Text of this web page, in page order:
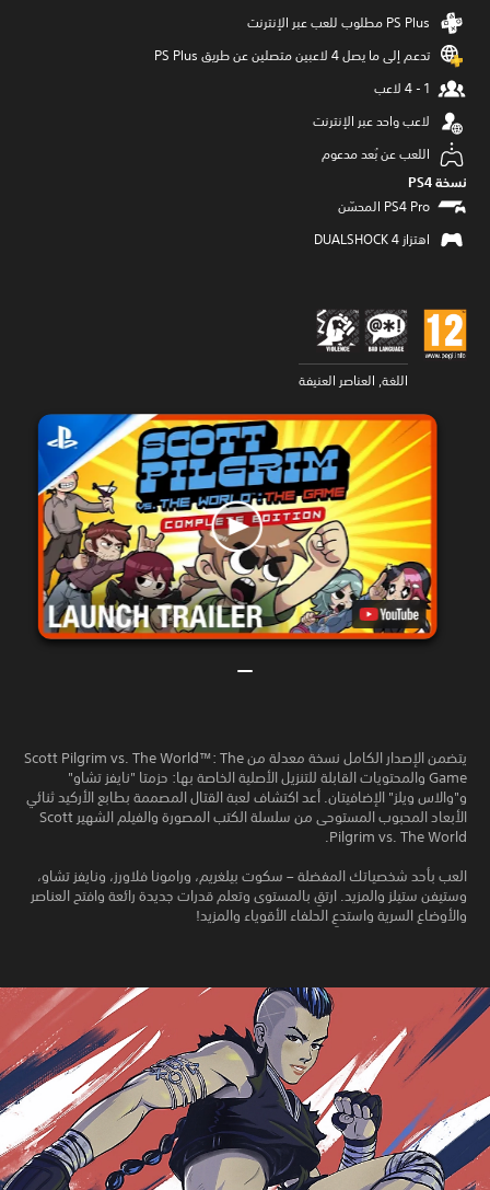
تدعم إلى ما يصل 4 لاعبين متصلين عن طريق PS Plus‏
لاعب واحد عبر الإنترنت
اللعب عن بُعد مدعوم
نسخة PS4‏
اهتزاز DUALSHOCK 4‏
اللغة, العناصر العنيفة
يتضمن الإصدار الكامل نسخة معدلة من Scott Pilgrim vs. The World™: The
Game والمحتويات القابلة للتنزيل الأصلية الخاصة بها: حزمتا "نايفز تشاو"
و"والاس ويلز" الإضافيتان. أعد اكتشاف لعبة القتال المصممة بطابع الأركيد ثنائي
الأبعاد المحبوب المستوحى من سلسلة الكتب المصورة والفيلم الشهير Scott
Pilgrim vs. The World.
العب بأحد شخصياتك المفضلة – سكوت بيلغريم، ورامونا فلاورز، ونايفز تشاو،
وستيفن ستيلز والمزيد. ارتقِ بالمستوى وتعلم قدرات جديدة رائعة وافتح العناصر
والأوضاع السرية واستدعِ الحلفاء الأقوياء والمزيد!